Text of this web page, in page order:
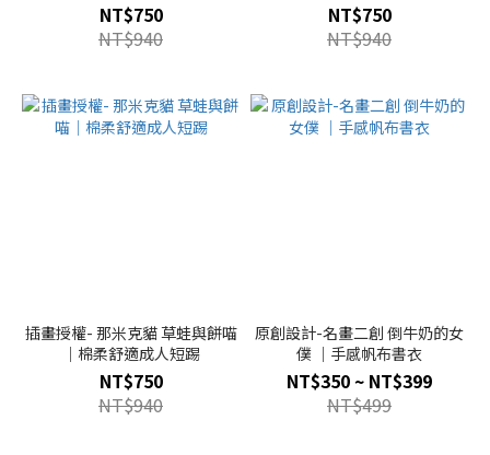
NT$750
NT$940
NT$750
NT$940
插畫授權- 那米克貓 草蛙與餅喵
｜棉柔舒適成人短踢
NT$750
NT$940
原創設計-名畫二創 倒牛奶的女
僕 ｜手感帆布書衣
NT$350 ~ NT$399
NT$499